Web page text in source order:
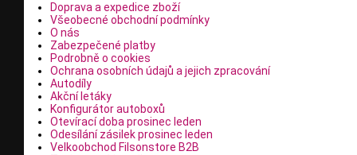
Doprava a expedice zboží
Všeobecné obchodní podmínky
O nás
Zabezpečené platby
Podrobně o cookies
Ochrana osobních údajů a jejich zpracování
Autodíly
Akční letáky
Konfigurátor autoboxů
Otevírací doba prosinec leden
Odesílání zásilek prosinec leden
Velkoobchod Filsonstore B2B